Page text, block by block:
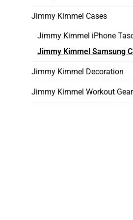
Jimmy Kimmel Cases
Jimmy Kimmel iPhone
Jimmy Kimmel Samsung
Jimmy Kimmel Decoration
Jimmy Kimmel Workout Gear